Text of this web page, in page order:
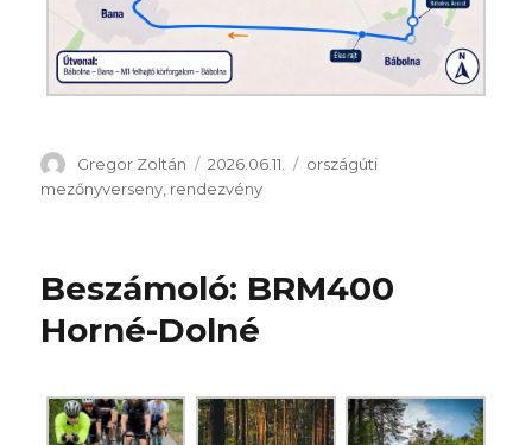
Szerző
Gregor Zoltán Közzétéve
2026.06.11. Kategória
országúti
mezőnyverseny rendezvény
Beszámoló: BRM400
Horné-Dolné